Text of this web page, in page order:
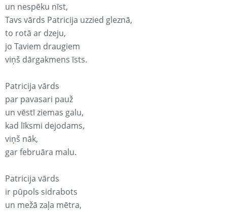
un nespēku nīst,
Tavs vārds Patricija uzzied gleznā,
to rotā ar dzeju,
jo Taviem draugiem
viņš dārgakmens īsts.
Patricija vārds
par pavasari pauž
un vēstī ziemas galu,
kad līksmi dejodams,
viņš nāk,
gar februāra malu.
Patricija vārds
ir pūpols sidrabots
un mežā zaļa mētra,